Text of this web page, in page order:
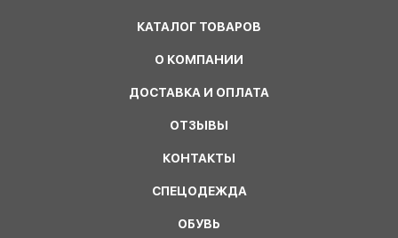
КАТАЛОГ ТОВАРОВ
О КОМПАНИИ
ДОСТАВКА И ОПЛАТА
ОТЗЫВЫ
КОНТАКТЫ
СПЕЦОДЕЖДА
ОБУВЬ